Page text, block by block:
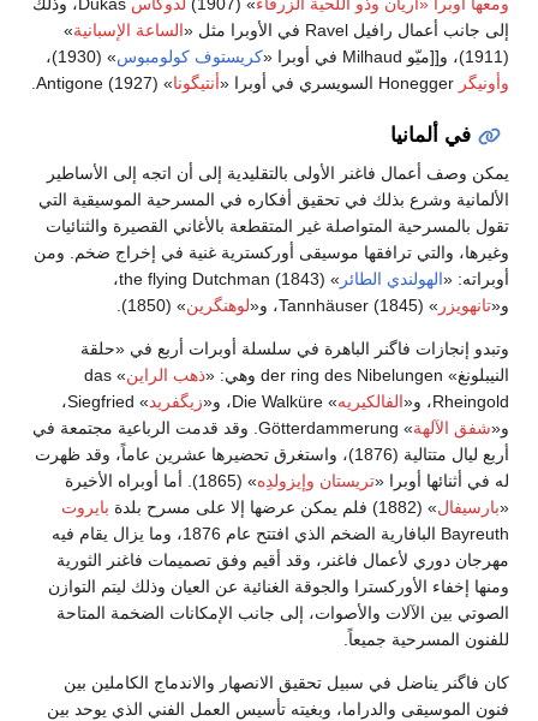
ومعها أوبرا «أريان وذو اللحية الزرقاء» (1907) لدوكاس
Dukas، وذلك
إلى جانب أعمال رافيل Ravel في الأوبرا مثل «
الساعة الإسبانية»
(1911)، و[[ميّو Milhaud في أوبرا «
كريستوف كولومبوس» (1930)،
وأونيگر
أنتيگونا» (1927) Antigone.
في ألمانيا
يمكن وصف أعمال فاغنر الأولى بالتقليدية إلى أن اتجه إلى الأساطير
الألمانية وشرع بذلك في تحقيق أفكاره في المسرحية الموسيقية التي
تقول بالمسرحية المتواصلة غير المتقطعة بالأغاني القصيرة والثنائيات
وغيرها، والتي ترافقها موسيقى أوركسترية غنية في إخراج ضخم. ومن
أوبراته: «الهولندي الطائر
» (1843) the flying Dutchman،
و«تانهويزر » (1845) Tannhäuser، و« لوهنگرين» (1850).
وتبدو إنجازات فاگنر الباهرة في سلسلة أوبرات أربع في «حلقة
النيبلونغ» der ring des Nibelungen وهي: «
ذهب الراين
» das
Rheingold، و«
الفالكيريه» Die Walküre، و« زيگفريد
» Siegfried،
و«شفق الآلهة
» Götterdammerung. وقد قدمت الرباعية مجتمعة في
أربع ليال متتالية (1876)، واستغرق تحضيرها عشرين عاماً، وقد ظهرت
له في أثنائها أوبرا «تريستان وإيزولدِه
» (1865). أما أوبراه الأخيرة
«بارسيفال» (1882) فلم يمكن عرضها إلا على مسرح بلدة
بايروت
Bayreuth البافارية الضخم الذي افتتح عام 1876، وما يزال يقام فيه
مهرجان دوري لأعمال فاغنر، وقد أقيم وفق تصميمات فاغنر الثورية
ومنها إخفاء الأوركسترا والجوقة الغنائية عن العيان وذلك ليتم التوازن
الصوتي بين الآلات والأصوات، إلى جانب الإمكانات الضخمة المتاحة
للفنون المسرحية جميعاً.
كان فاگنر يناضل في سبيل تحقيق الانصهار والاندماج الكاملين بين
فنون الموسيقى والدراما، وبغيته تأسيس العمل الفني الذي يوحد بين